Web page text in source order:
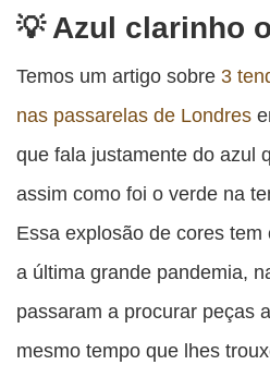
Azul clarinho
Temos um artigo sobre 3
nas passarelas de Londres
que fala justamente do azul
assim como foi o verde na
Essa explosão de cores
a última grande pandemia,
passaram a procurar peças
mesmo tempo que lhes